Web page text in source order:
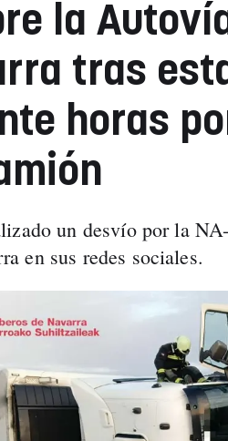
la
tras
horas
un desvío por la
en sus redes sociales.